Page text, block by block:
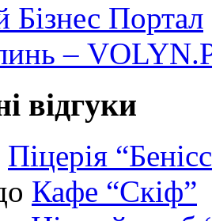
Бізнес Портал
–
відгуки
Піцерія
Кафе “Скіф”